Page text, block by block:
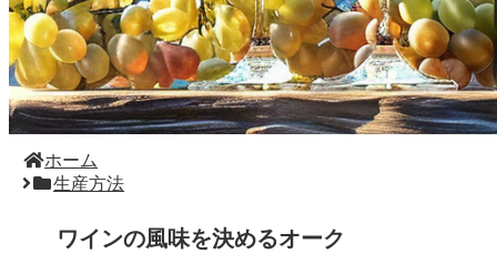
ホーム
生産方法
ワインの風味を決めるオーク